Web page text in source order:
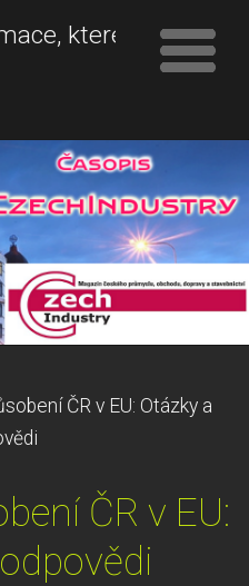
které
ČR v EU: Otázky a
ČR v EU: